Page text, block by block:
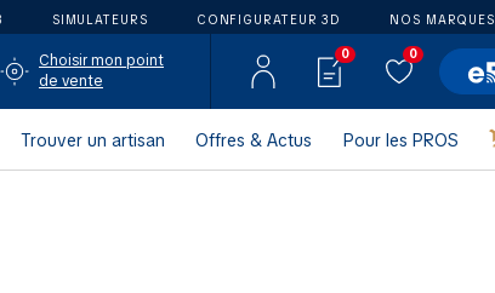
SIMULATEURS CONFIGURATEUR 3D NOS MARQUES
Choisir mon point
de vente
0 0
Trouver un artisan Offres & Actus Pour les PROS